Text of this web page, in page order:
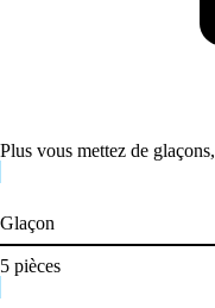
Plus vous mettez de
Glaçon
5 pièces